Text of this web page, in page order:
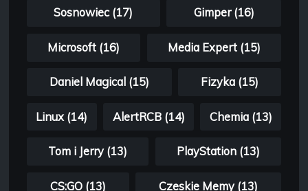
Sosnowiec (17) Gimper (16)
Microsoft (16) Media Expert (15)
Daniel Magical (15) Fizyka (15)
Linux (14) AlertRCB (14) Chemia (13)
Tom i Jerry (13) PlayStation (13)
CS:GO (13) Czeskie Memy (13)